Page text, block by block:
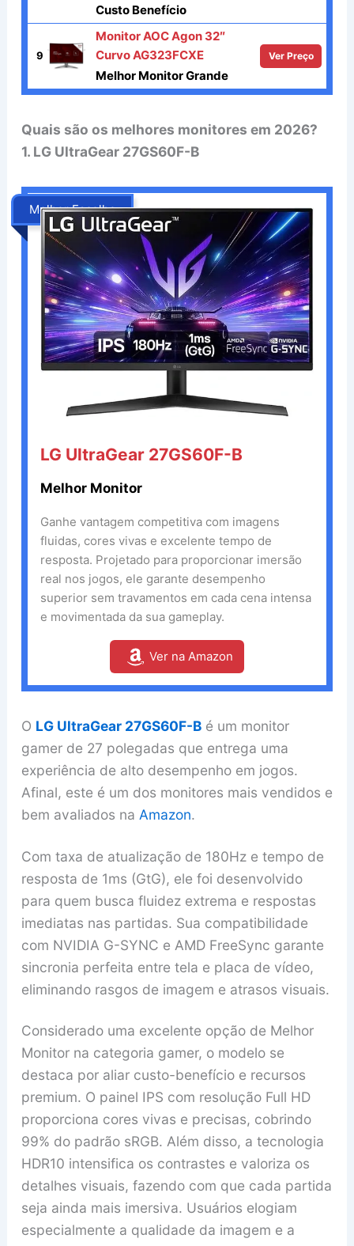
Custo Benefício
9
Monitor AOC Agon 32″
Curvo AG323FCXE
Melhor Monitor Grande
Ver Preço
Quais são os melhores monitores em 2026?
1. LG UltraGear 27GS60F-B
Melhor Escolha
LG UltraGear 27GS60F-B
Melhor Monitor
Ganhe vantagem competitiva com imagens
fluidas, cores vivas e excelente tempo de
resposta. Projetado para proporcionar imersão
real nos jogos, ele garante desempenho
superior sem travamentos em cada cena intensa
e movimentada da sua gameplay.
Ver na Amazon
O LG UltraGear 27GS60F-Bé um monitor
gamer de 27 polegadas que entrega uma
experiência de alto desempenho em jogos.
Afinal, este é um dos monitores mais vendidos e
bem avaliados na Amazon.
Com taxa de atualização de 180Hz e tempo de
resposta de 1ms (GtG), ele foi desenvolvido
para quem busca fluidez extrema e respostas
imediatas nas partidas. Sua compatibilidade
com NVIDIA G-SYNC e AMD FreeSync garante
sincronia perfeita entre tela e placa de vídeo,
eliminando rasgos de imagem e atrasos visuais.
Considerado uma excelente opção de Melhor
Monitor na categoria gamer, o modelo se
destaca por aliar custo-benefício e recursos
premium. O painel IPS com resolução Full HD
proporciona cores vivas e precisas, cobrindo
99% do padrão sRGB. Além disso, a tecnologia
HDR10 intensifica os contrastes e valoriza os
detalhes visuais, fazendo com que cada partida
seja ainda mais imersiva. Usuários elogiam
especialmente a qualidade da imagem e a